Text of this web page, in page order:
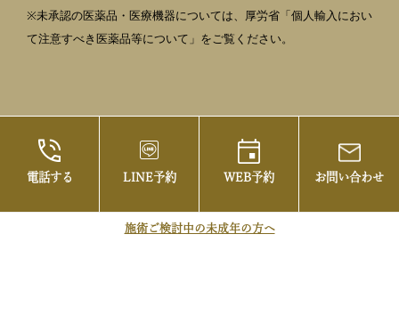
電話する LINE予約 WEB予約 お問い合わせ
施術ご検討中の未成年の方へ
※未承認の医薬品・医療機器については、厚労省「個人輸入におい
て注意すべき医薬品等について」をご覧ください。
らお茶の水美容形成クリニック